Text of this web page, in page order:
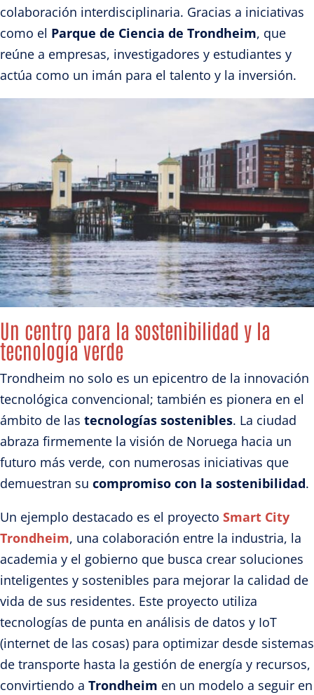
colaboración interdisciplinaria. Gracias a iniciativas
como el Parque de Ciencia de Trondheim, que
reúne a empresas, investigadores y estudiantes y
actúa como un imán para el talento y la inversión.
Un centro para la sostenibilidad y la
tecnología verde
Trondheim no solo es un epicentro de la innovación
tecnológica convencional; también es pionera en el
ámbito de las tecnologías sostenibles. La ciudad
abraza firmemente la visión de Noruega hacia un
futuro más verde, con numerosas iniciativas que
demuestran su compromiso con la sostenibilidad.
Un ejemplo destacado es el proyecto Smart City
Trondheim, una colaboración entre la industria, la
academia y el gobierno que busca crear soluciones
inteligentes y sostenibles para mejorar la calidad de
vida de sus residentes. Este proyecto utiliza
tecnologías de punta en análisis de datos y IoT
(internet de las cosas) para optimizar desde sistemas
de transporte hasta la gestión de energía y recursos,
convirtiendo a Trondheim en un modelo a seguir en